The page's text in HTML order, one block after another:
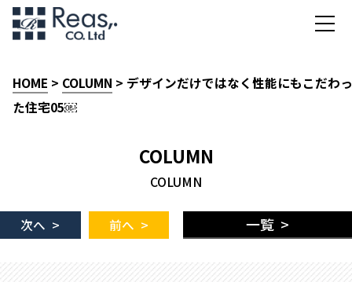
HOME > COLUMN > デザインだけではなく性能にもこだわっ
た住宅05￼
COLUMN
COLUMN
次へ > 前へ > 一覧 >